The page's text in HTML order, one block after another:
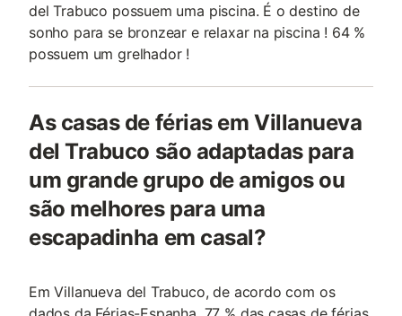
del Trabuco possuem uma piscina. É o destino de
sonho para se bronzear e relaxar na piscina ! 64 %
possuem um grelhador !
As casas de férias em Villanueva
del Trabuco são adaptadas para
um grande grupo de amigos ou
são melhores para uma
escapadinha em casal?
Em Villanueva del Trabuco, de acordo com os